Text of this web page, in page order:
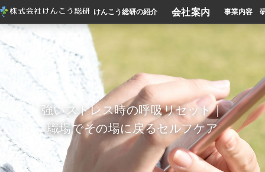
けんこう総研の紹介 会社案内 事業内容
強いストレス時の呼吸リセット｜
職場でその場に戻るセルフケア